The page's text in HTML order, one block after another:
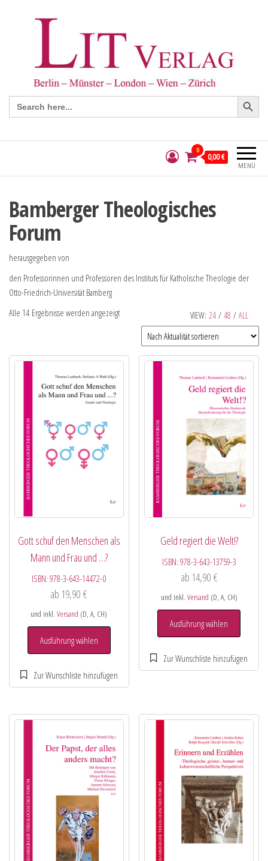
Search
for:
Search Button
MENÜ
0
0,00 €
Bamberger Theologisches
Forum
herausgegeben von
den Professorinnen und Professoren des Instituts für Katholische Theologie der
Otto-Friedrich-Universität Bamberg
VIEW: 24 / 48 / ALL
Alle 14 Ergebnisse werden angezeigt
Gott schuf den Menschen als
Mann und Frau und …?
ISBN:978-3-643-14472-0
ab 19,90€
und inkl.Versand (D, A, CH)
Ausführung wählen
Geld regiert die Welt!?
ISBN: 978-3-643-13759-3
ab 14,90 €
und inkl. Versand (D, A, CH)
Ausführung wählen